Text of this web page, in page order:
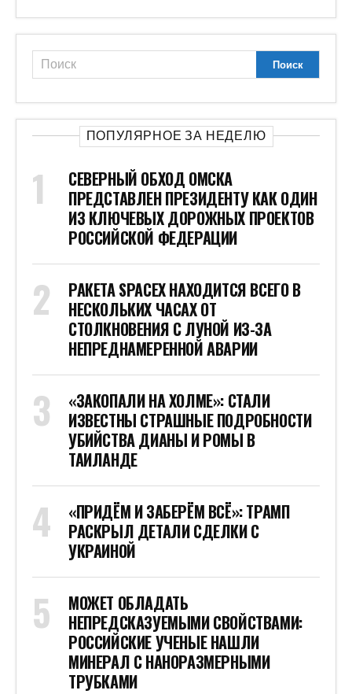
ПОПУЛЯРНОЕ ЗА НЕДЕЛЮ
СЕВЕРНЫЙ ОБХОД ОМСКА
ПРЕДСТАВЛЕН ПРЕЗИДЕНТУ КАК ОДИН
ИЗ КЛЮЧЕВЫХ ДОРОЖНЫХ ПРОЕКТОВ
РОССИЙСКОЙ ФЕДЕРАЦИИ
РАКЕТА SPACEX НАХОДИТСЯ ВСЕГО В
НЕСКОЛЬКИХ ЧАСАХ ОТ
СТОЛКНОВЕНИЯ С ЛУНОЙ ИЗ-ЗА
НЕПРЕДНАМЕРЕННОЙ АВАРИИ
«ЗАКОПАЛИ НА ХОЛМЕ»: СТАЛИ
ИЗВЕСТНЫ СТРАШНЫЕ ПОДРОБНОСТИ
УБИЙСТВА ДИАНЫ И РОМЫ В
ТАИЛАНДЕ
«ПРИДЁМ И ЗАБЕРЁМ ВСЁ»: ТРАМП
РАСКРЫЛ ДЕТАЛИ СДЕЛКИ С
УКРАИНОЙ
МОЖЕТ ОБЛАДАТЬ
НЕПРЕДСКАЗУЕМЫМИ СВОЙСТВАМИ:
РОССИЙСКИЕ УЧЕНЫЕ НАШЛИ
МИНЕРАЛ С НАНОРАЗМЕРНЫМИ
ТРУБКАМИ